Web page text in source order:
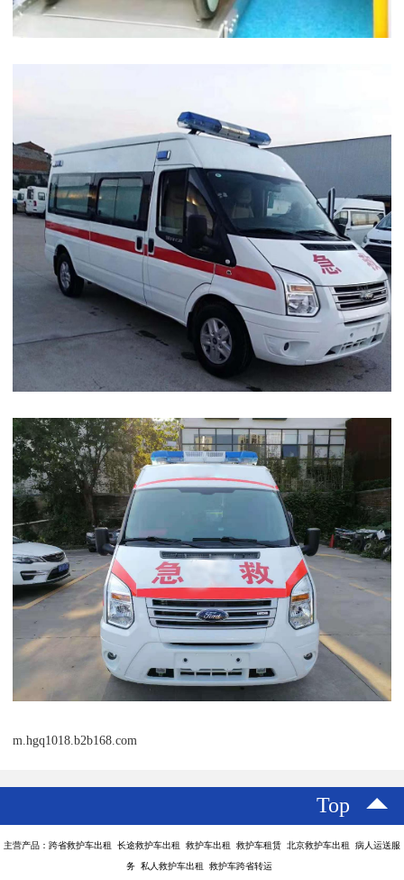
m.hgq1018.b2b168.com
Top
主营产品：跨省救护车出租 长途救护车出租 救护车出租 救护车租赁 北京救护车出租 病人运送服
务 私人救护车出租 救护车跨省转运